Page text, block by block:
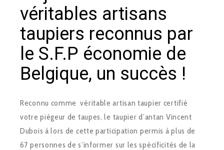
véritables artisans
taupiers reconnus par
le S.F.P économie de
Belgique, un succès !
Reconnu comme véritable artisan taupier certifié
votre piégeur de taupes, le taupier d’antan Vincent
Dubois à lors de cette participation permis à plus de
67 personnes de s’informer sur les spécificités de la